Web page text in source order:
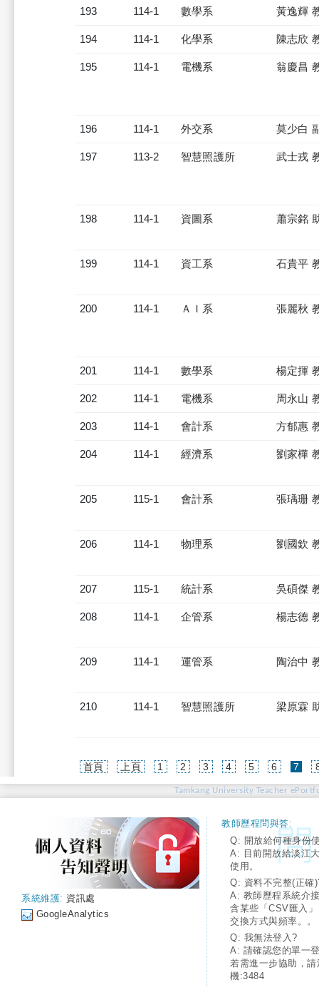
193 114-1 數學系 黃逸輝
194 114-1 化學系 陳志欣
195 114-1 電機系 翁慶昌
196 114-1 外交系 莫少白
197 113-2 智慧照護所 武士戎
198 114-1 資圖系 蕭宗銘
199 114-1 資工系 石貴平
200 114-1 ＡＩ系 張麗秋
201 114-1 數學系 楊定揮
202 114-1 電機系 周永山
203 114-1 會計系 方郁惠
204 114-1 經濟系 劉家樺
205 115-1 會計系 張瑀珊
206 114-1 物理系 劉國欽
207 115-1 統計系 吳碩傑
208 114-1 企管系 楊志德
209 114-1 運管系 陶治中
210 114-1 智慧照護所 梁原霖
首頁 上頁 1 2 3 4 5 6 7
Tamkang University Teacher
系統維護: 資訊處
GoogleAnalytics
教師歷程問與答:
Q: 開放給何種身份
A: 目前開放給淡江
使用。
Q: 資料不完整(正確
A: 教師歷程系統介
含某些「CSV匯入
交換方式與頻率。。
Q: 我無法登入?
A: 請確認您的單一
若需進一步協助，
機:3484